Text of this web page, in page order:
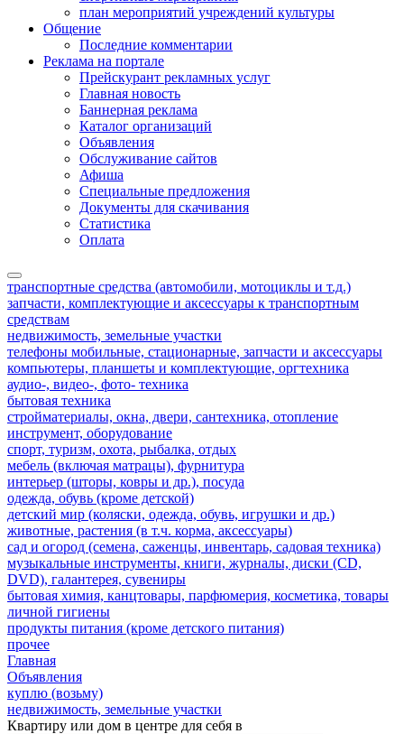
план мероприятий учреждений культуры
Общение
Последние комментарии
Реклама на портале
Прейскурант рекламных услуг
Главная новость
Баннерная реклама
Каталог организаций
Объявления
Обслуживание сайтов
Афиша
Специальные предложения
Документы для скачивания
Статистика
Оплата
транспортные средства (автомобили, мотоциклы и т.д.)
запчасти, комплектующие и аксессуары к транспортным
средствам
недвижимость, земельные участки
телефоны мобильные, стационарные, запчасти и аксессуары
компьютеры, планшеты и комплектующие, оргтехника
аудио-, видео-, фото- техника
бытовая техника
стройматериалы, окна, двери, сантехника, отопление
инструмент, оборудование
спорт, туризм, охота, рыбалка, отдых
мебель (включая матрацы), фурнитура
интерьер (шторы, ковры и др.), посуда
одежда, обувь (кроме детской)
детский мир (коляски, одежда, обувь, игрушки и др.)
животные, растения (в т.ч. корма, аксессуары)
сад и огород (семена, саженцы, инвентарь, садовая техника)
музыкальные инструменты, книги, журналы, диски (CD,
DVD), галантерея, сувениры
бытовая химия, канцтовары, парфюмерия, косметика, товары
личной гигиены
продукты питания (кроме детского питания)
прочее
Главная
Объявления
куплю (возьму)
недвижимость, земельные участки
Квартиру или дом в центре для себя в